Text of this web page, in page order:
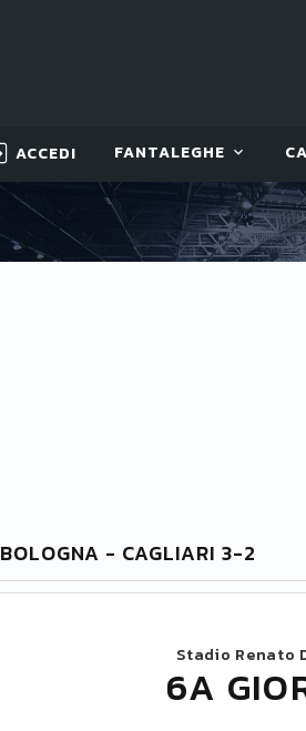
ACCEDI FANTALEGHE
BOLOGNA - CAGLIARI 3-2
Stadio Renato
6A